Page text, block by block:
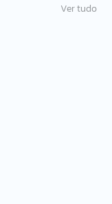
Ver tudo